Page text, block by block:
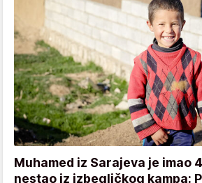
Muhamed iz Sarajeva je imao
nestao iz izbegličkog kampa: